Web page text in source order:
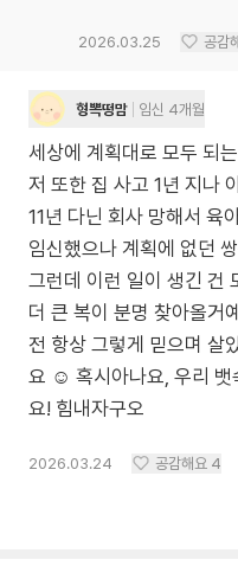
2026.03.25 공감
형뽁떵맘 임신 4개월
세상에 계획대로 모두 되
저 또한 집 사고 1년 지나
11년 다닌 회사 망해서 육
임신했으나 계획에 없던
그런데 이런 일이 생긴 건
더 큰 복이 분명 찾아올거
전 항상 그렇게 믿으며 살
요 ☺️ 혹시아나요, 우리 뱃
요! 힘내자구오
2026.03.24 공감해요 4